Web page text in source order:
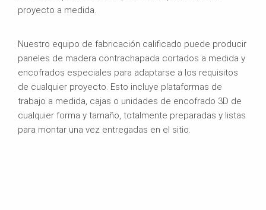
proyecto a medida.
Nuestro equipo de fabricación calificado puede producir
paneles de madera contrachapada cortados a medida y
encofrados especiales para adaptarse a los requisitos
de cualquier proyecto. Esto incluye plataformas de
trabajo a medida, cajas o unidades de encofrado 3D de
cualquier forma y tamaño, totalmente preparadas y listas
para montar una vez entregadas en el sitio.